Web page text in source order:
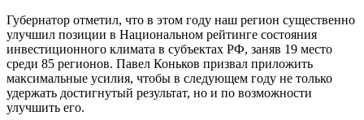
Губернатор отметил, что в этом году наш регион существенно
улучшил позиции в Национальном рейтинге состояния
инвестиционного климата в субъектах РФ, заняв 19 место
среди 85 регионов. Павел Коньков призвал приложить
максимальные усилия, чтобы в следующем году не только
удержать достигнутый результат, но и по возможности
улучшить его.